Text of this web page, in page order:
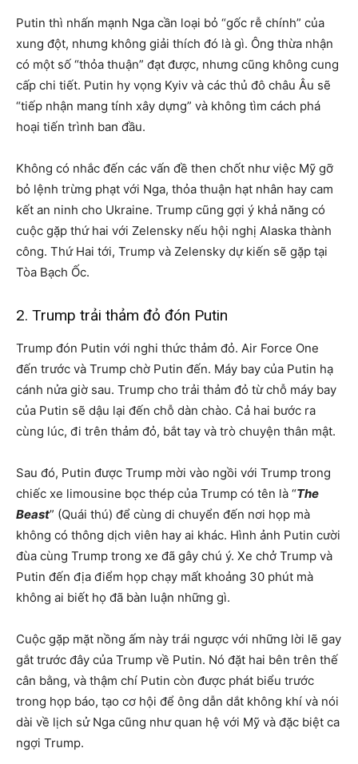
Putin thì nhấn mạnh Nga cần loại bỏ “gốc rễ chính” của
xung đột, nhưng không giải thích đó là gì. Ông thừa nhận
có một số “thỏa thuận” đạt được, nhưng cũng không cung
cấp chi tiết. Putin hy vọng Kyiv và các thủ đô châu Âu sẽ
“tiếp nhận mang tính xây dựng” và không tìm cách phá
hoại tiến trình ban đầu.
Không có nhắc đến các vấn đề then chốt như việc Mỹ gỡ
bỏ lệnh trừng phạt với Nga, thỏa thuận hạt nhân hay cam
kết an ninh cho Ukraine. Trump cũng gợi ý khả năng có
cuộc gặp thứ hai với Zelensky nếu hội nghị Alaska thành
công. Thứ Hai tới, Trump và Zelensky dự kiến sẽ gặp tại
Tòa Bạch Ốc.
2. Trump trải thảm đỏ đón Putin
Trump đón Putin với nghi thức thảm đỏ. Air Force One
đến trước và Trump chờ Putin đến. Máy bay của Putin hạ
cánh nửa giờ sau. Trump cho trải thảm đỏ từ chỗ máy bay
của Putin sẽ dậu lại đến chỗ dàn chào. Cả hai bước ra
cùng lúc, đi trên thảm đỏ, bắt tay và trò chuyện thân mật.
Sau đó, Putin được Trump mời vào ngồi với Trump trong
chiếc xe limousine bọc thép của Trump có tên là “The
Beast” (Quái thú) để cùng di chuyển đến nơi họp mà
không có thông dịch viên hay ai khác. Hình ảnh Putin cười
đùa cùng Trump trong xe đã gây chú ý. Xe chở Trump và
Putin đến địa điểm họp chạy mất khoảng 30 phút mà
không ai biết họ đã bàn luận những gì.
Cuộc gặp mặt nồng ấm này trái ngược với những lời lẽ gay
gắt trước đây của Trump về Putin. Nó đặt hai bên trên thế
cân bằng, và thậm chí Putin còn được phát biểu trước
trong họp báo, tạo cơ hội để ông dẫn dắt không khí và nói
dài về lịch sử Nga cũng như quan hệ với Mỹ và đặc biệt ca
ngợi Trump.